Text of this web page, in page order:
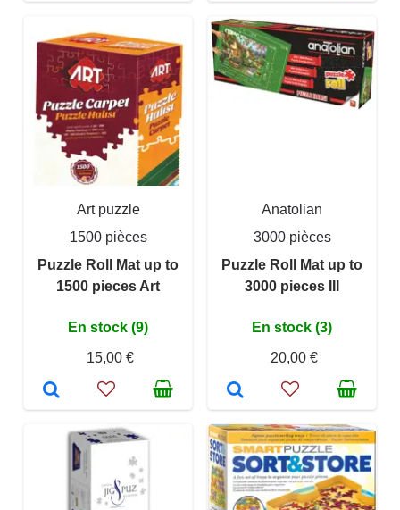
Art puzzle
1500 pièces
Puzzle Roll Mat up to
1500 pieces Art
En stock (9)
15,00 €
Anatolian
3000 pièces
Puzzle Roll Mat up to
3000 pieces III
En stock (3)
20,00 €